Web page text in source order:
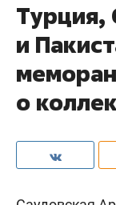
Турция,
и
о